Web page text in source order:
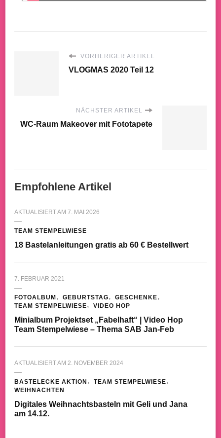
VORHERIGER ARTIKEL
VLOGMAS 2020 Teil 12
NÄCHSTER ARTIKEL
WC-Raum Makeover mit Fototapete
Empfohlene Artikel
AKTUALISIERT AM 7. MAI 2026
TEAM STEMPELWIESE
18 Bastelanleitungen gratis ab 60 € Bestellwert
7. FEBRUAR 2021
FOTOALBUM GEBURTSTAG
GESCHENKE
TEAM STEMPELWIESE
VIDEO HOP
Minialbum Projektset „Fabelhaft“ | Video Hop
Team Stempelwiese – Thema SAB Jan-Feb
AKTUALISIERT AM 2. NOVEMBER 2024
BASTELECKE AKTION
TEAM STEMPELWIESE
WEIHNACHTEN
Digitales Weihnachtsbasteln mit Geli und Jana
am 14.12.